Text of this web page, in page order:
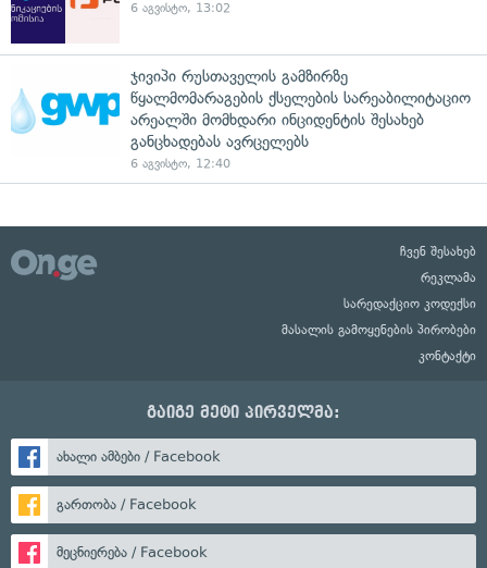
6 აგვისტო, 13:02
ჯივიპი რუსთაველის გამზირზე
წყალმომარაგების ქსელების სარეაბილიტაციო
არეალში მომხდარი ინციდენტის შესახებ
განცხადებას ავრცელებს
6 აგვისტო, 12:40
ჩვენ შესახებ
რეკლამა
სარედაქციო კოდექსი
მასალის გამოყენების პირობები
კონტაქტი
გაიგე მეტი პირველმა:
ახალი ამბები / Facebook
გართობა / Facebook
მეცნიერება / Facebook